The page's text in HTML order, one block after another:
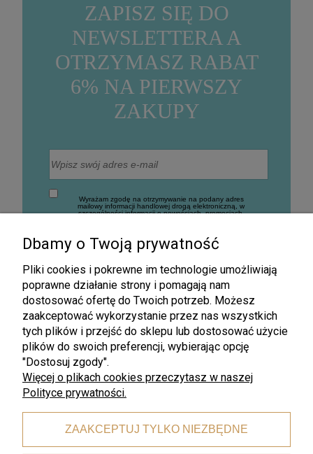
ZAPISZ SIĘ DO
NEWSLETTERA A
OTRZYMASZ RABAT
6% NA PIERWSZY
ZAKUPY
Wyrażam zgodę na otrzymywanie na podany adres
mailowy informacji handlowej drogą elektroniczną, w
szczególności informacji o nowościach, promocjach,
Zapisz się
Darmowa wysyłka
Dbamy o Twoją prywatność
Pliki cookies i pokrewne im technologie umożliwiają
poprawne działanie strony i pomagają nam
dostosować ofertę do Twoich potrzeb. Możesz
zaakceptować wykorzystanie przez nas wszystkich
tych plików i przejść do sklepu lub dostosować użycie
plików do swoich preferencji, wybierając opcję
"Dostosuj zgody".
Więcej o plikach cookies przeczytasz w naszej
Polityce prywatności.
ZAAKCEPTUJ TYLKO NIEZBĘDNE